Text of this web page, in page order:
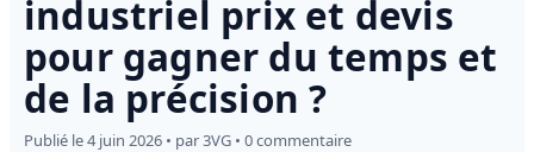
industriel prix et devis
pour gagner du temps et
de la précision ?
Publié le 4 juin 2026 • par 3VG • 0 commentaire